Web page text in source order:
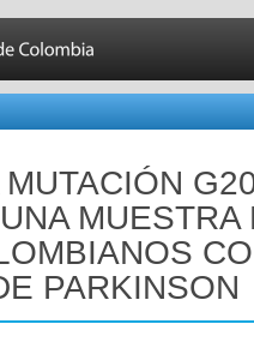
MUESTRA
PARKINSON